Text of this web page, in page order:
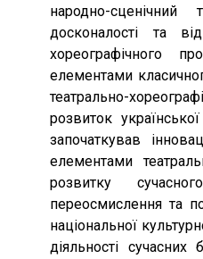
народно-
досконалості та
хореографічного
елементами
театрально-
розвиток
започаткував
елементами
розвитку
переосмислення та
національної
діяльності сучасних